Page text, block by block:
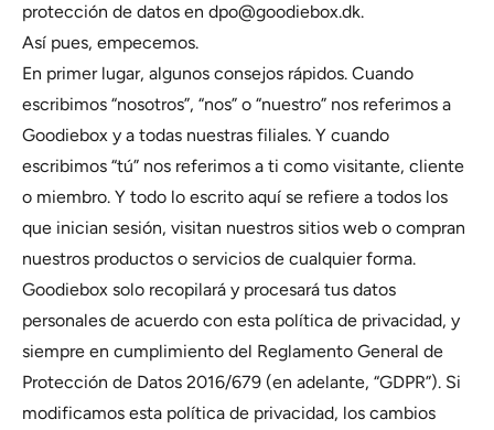
protección de datos en dpo@goodiebox.dk.
Así pues, empecemos.
En primer lugar, algunos consejos rápidos. Cuando
escribimos “nosotros”, “nos” o “nuestro” nos referimos a
Goodiebox y a todas nuestras filiales. Y cuando
escribimos “tú” nos referimos a ti como visitante, cliente
o miembro. Y todo lo escrito aquí se refiere a todos los
que inician sesión, visitan nuestros sitios web o compran
nuestros productos o servicios de cualquier forma.
Goodiebox solo recopilará y procesará tus datos
personales de acuerdo con esta política de privacidad, y
siempre en cumplimiento del Reglamento General de
Protección de Datos 2016/679 (en adelante, “GDPR”). Si
modificamos esta política de privacidad, los cambios